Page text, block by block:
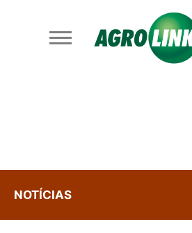
NOTÍCIAS